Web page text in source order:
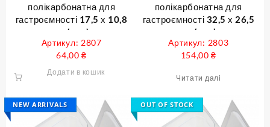
полікарбонатна для
гастроємності 17,5 х 10,8
см ( шт )
Артикул: 2807
64,00₴
Додати в кошик
полікарбонатна для
гастроємності 32,5 х 26,5
см ( шт )
Артикул: 2803
154,00₴
Читати далі
NEW ARRIVALS OUT OF STOCK